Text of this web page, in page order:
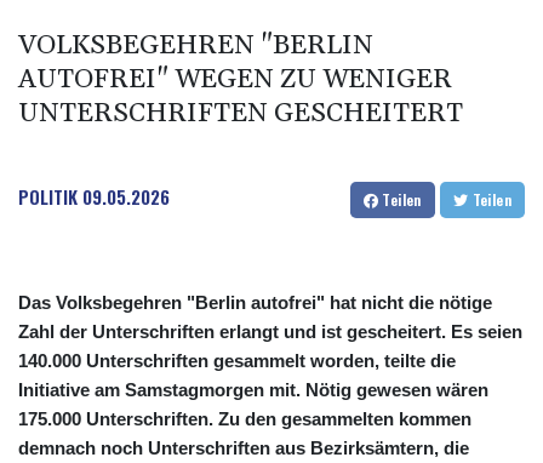
VOLKSBEGEHREN "BERLIN
AUTOFREI" WEGEN ZU WENIGER
UNTERSCHRIFTEN GESCHEITERT
POLITIK 09.05.2026 Teilen Teilen
Das Volksbegehren "Berlin autofrei" hat nicht die nötige
Zahl der Unterschriften erlangt und ist gescheitert. Es seien
140.000 Unterschriften gesammelt worden, teilte die
Initiative am Samstagmorgen mit. Nötig gewesen wären
175.000 Unterschriften. Zu den gesammelten kommen
demnach noch Unterschriften aus Bezirksämtern, die